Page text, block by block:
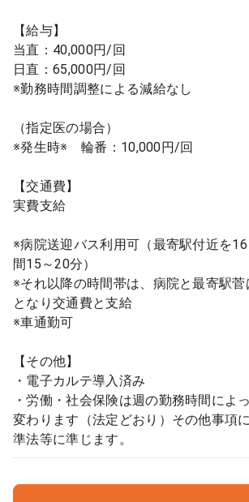
【給与】
当直：40,000円/回
日直：65,000円/回
※勤務時間調整による減給なし
（指定医の場合）
※発生時※ 輪番：10,000円/回
【交通費】
実費支給
※病院送迎バス利用可（最寄駅付近を
間15～20分）
※それ以降の時間帯は、病院と最寄駅
となり交通費と支給
※車通勤可
【その他】
・電子カルテ導入済み
・労働・社会保険は週の勤務時間によ
変わります（法定どおり）その他事項
準法等に準じます。